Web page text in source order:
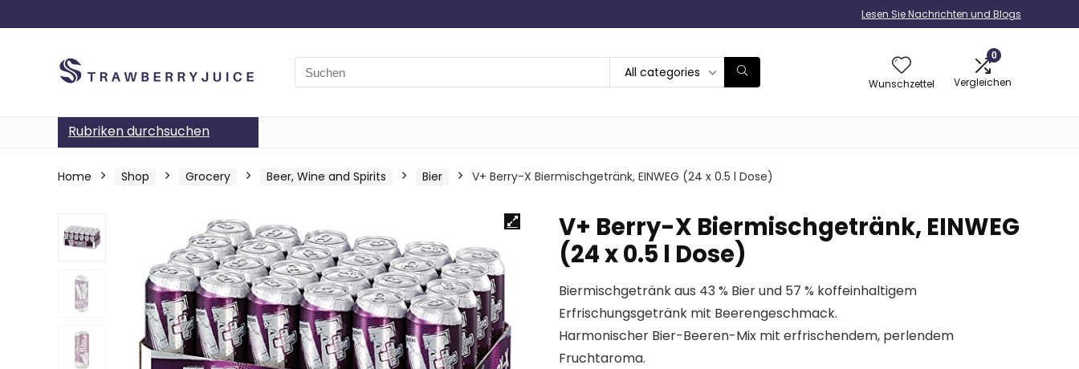
Lesen Sie Nachrichten und Blogs
Search
for:
All categories
Wunschzettel
0
Vergleichen
Rubriken durchsuchen
Home Shop Grocery Beer, Wine and Spirits Bier V+ Berry-X Biermischgetränk, EINWEG (24 x 0.5 l Dose)
V+ Berry-X Biermischgetränk, EINWEG
(24 x 0.5 l Dose)
Biermischgetränk aus 43 % Bier und 57 % koffeinhaltigem
Erfrischungsgetränk mit Beerengeschmack.
Harmonischer Bier-Beeren-Mix mit erfrischendem, perlendem
Fruchtaroma.